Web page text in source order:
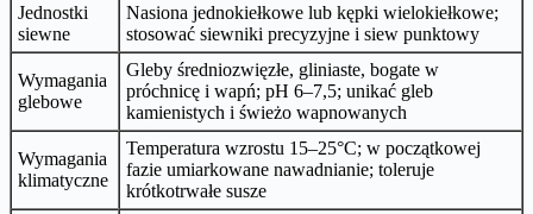
Jednostki
siewne
Nasiona jednokiełkowe lub kępki wielokiełkowe;
stosować siewniki precyzyjne i siew punktowy
Wymagania
glebowe
Gleby średniozwięzłe, gliniaste, bogate w
próchnicę i wapń; pH 6–7,5; unikać gleb
kamienistych i świeżo wapnowanych
Wymagania
klimatyczne
Temperatura wzrostu 15–25°C; w początkowej
fazie umiarkowane nawadnianie; toleruje
krótkotrwałe susze